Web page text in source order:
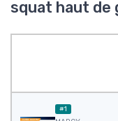
squat haut de
#1